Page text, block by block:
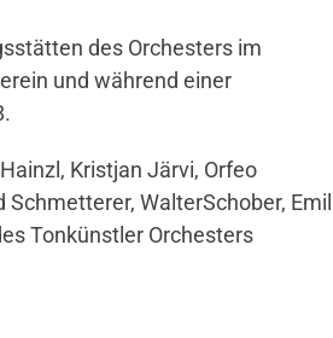
des Orchesters im
und während einer
Kristjan Järvi, Orfeo
WalterSchober, Emil
Tonkünstler Orchesters